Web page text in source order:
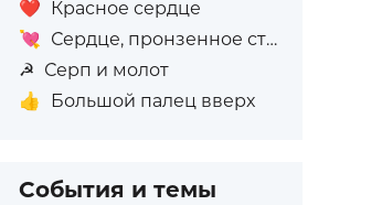
❤️ Красное сердце
💘 Сердце, пронзенное стрелой
☭ Серп и молот
👍
Большой палец вверх
События и темы